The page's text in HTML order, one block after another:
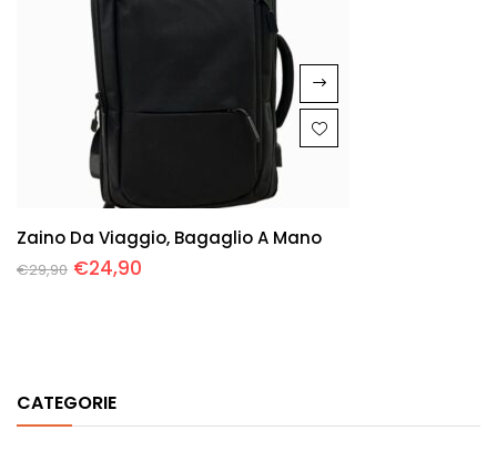
CATEGORIE
Zaino Da Viaggio, Bagaglio A Mano
€29,90 €24,90